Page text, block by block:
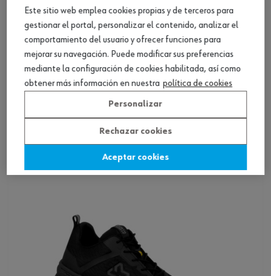
Calzado profesional O2 ATLAS
Ver producto
Este sitio web emplea cookies propias y de terceros para
gestionar el portal, personalizar el contenido, analizar el
comportamiento del usuario y ofrecer funciones para
mejorar su navegación. Puede modificar sus preferencias
mediante la configuración de cookies habilitada, así como
obtener más información en nuestra política de cookies
Personalizar
Rechazar cookies
Aceptar cookies